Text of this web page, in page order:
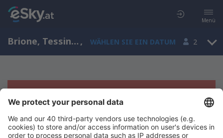
Menü
Brione, Tessin, Schweiz , WÄHLEN SIE EIN DATUM 2
Es tut uns leid, wir können keine
Ergebnisse aufzeigen